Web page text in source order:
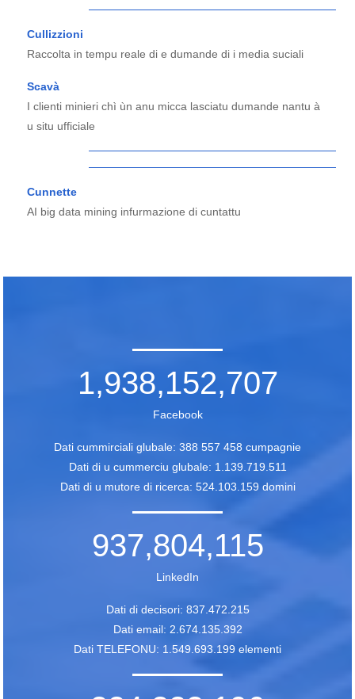
Cullizzioni
Raccolta in tempu reale di e dumande di i media suciali
Scavà
I clienti minieri chì ùn anu micca lasciatu dumande nantu à
u situ ufficiale
Cunnette
AI big data mining infurmazione di cuntattu
1,938,152,707
Facebook
Dati cummirciali glubale: 388 557 458 cumpagnie
Dati di u cummerciu glubale: 1.139.719.511
Dati di u mutore di ricerca: 524.103.159 domini
937,804,115
LinkedIn
Dati di decisori: 837.472.215
Dati email: 2.674.135.392
Dati TELEFONU: 1.549.693.199 elementi